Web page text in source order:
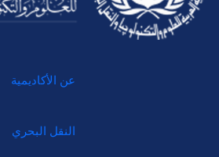
عن الأكاديمية
النقل البحري